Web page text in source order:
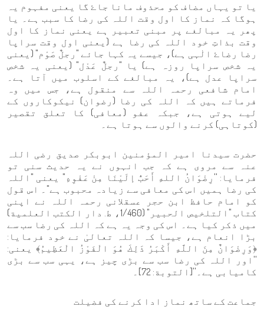
یا تو یہاں مضاف کو محذوف مانا جاۓ گا یعنی مفہوم یہ
ہوگا کہ نماز کا اول وقت اللہ کی رضا کا سبب ہے۔ یا
پھر یہ مبالغے پر مبنی تعبیر ہے یعنی نماز کا اول
وقت بذاتِ خود اللہ کی رضا ہے (یعنی اول وقت سراپا
رضا رضاۓ الٰہی ہے)، جیسے یہ کہا جائے "رجلٌ صَوْم" (یعنی
یہ شخص سراپا روزہ ہے) یا "رجلٌ عَدْل" (یعنی یہ شخص
سراپا عدل ہے)، یہ مبالغے کے اسلوب میں آتا ہے۔
امام شافعی رحمہ اللہ سے منقول ہے، جس میں وہ
فرماتے ہیں کہ اللہ کی رضا (رضوان) نیکوکاروں کے
لیے ہوتی ہے، جبکہ عفو (معافی) کا تعلق تقصیر
(کوتاہی) کرنے والوں سے ہوتا ہے۔
حضرت سیدنا امیر المؤمنین ابوبکر صدیق رضی اللہ
عنہ سے مروی ہے کہ جب انہوں نے یہ حدیث سنی تو
فرمایا: ''رِضْوَانُ اللهِ أَحَبُّ إلَيْنَا مِنْ عَفْوِهِ" یعنی "اللہ
کی رضا ہمیں اس کی معافی سے زیادہ محبوب ہے"۔ اس قول
کو امام حافظ ابن حجر عسقلانی رحمہ اللہ نے اپنی
کتاب "التلخيص الحبير" (1/460، ط. دار الكتب العلمية)
میں ذکر کیا ہے۔ اس کی وجہ یہ ہے کہ اللہ کی رضا سب سے
بڑا انعام ہے، جیسا کہ اللہ تعالیٰ نے خود فرمایا:
﴿وَرِضْوَانٌ مِنَ اللَّهِ أَكْبَرُ ذَلِكَ هُوَ الْفَوْزُ الْعَظِيمُ﴾ یعنی:
''اور اللہ کی رضا سب سے بڑی چیز ہے، یہی سب سے بڑی
کامیابی ہے۔''[التوبة: 72]۔
جماعت کے ساتھ نماز ادا کرنے کی فضیلت